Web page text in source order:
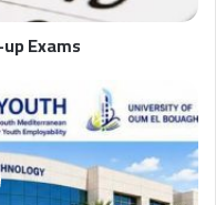
Exams